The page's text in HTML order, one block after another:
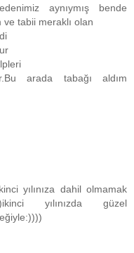
aynıymış bende
tabii meraklı olan
arada tabağı aldım
yılınıza dahil olmamak
yılınızda güzel